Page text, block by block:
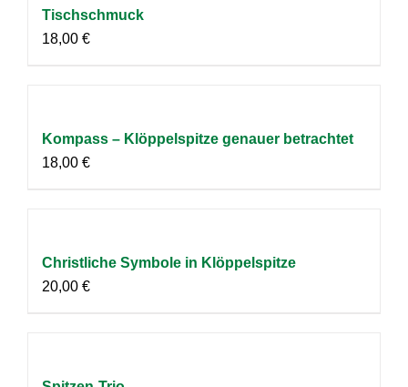
Tischschmuck
18,00 €
Kompass – Klöppelspitze genauer betrachtet
18,00 €
Christliche Symbole in Klöppelspitze
20,00 €